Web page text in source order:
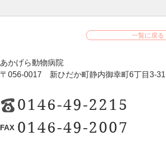
一覧に戻る
あかげら動物病院
〒056-0017 ​新ひだか町静内御幸町6丁目3-31
0146-49-2215
0146-49-2007
FAX